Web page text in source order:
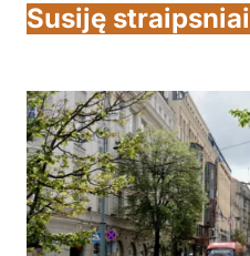
Susiję straipsniai